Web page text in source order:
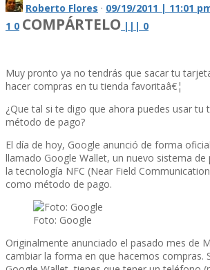
Roberto Flores · 09/19/2011 | 11:01
1 0 COMPÁRTELO | | | 0
Muy pronto ya no tendrás que sacar tu
hacer compras en tu tienda favoritaâ€¦
¿Que tal si te digo que ahora puedes usar tu
método de pago?
El dí­a de hoy, Google anunció de forma
llamado Google Wallet, un nuevo sistema
la tecnologí­a NFC (Near Field
como método de pago.
Foto: Google
Originalmente anunciado el pasado mes de
cambiar la forma en que hacemos compras.